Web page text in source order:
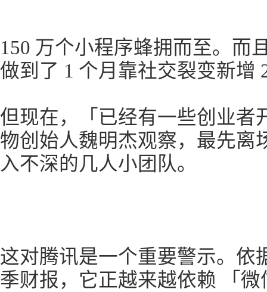
150 万个小程序蜂拥而至。而
做到了 1 个月靠社交裂变新增
但现在，「已经有一些创业者
物创始人魏明杰观察，最先离
入不深的几人小团队。
这对腾讯是一个重要警示。依
季财报，它正越来越依赖 「